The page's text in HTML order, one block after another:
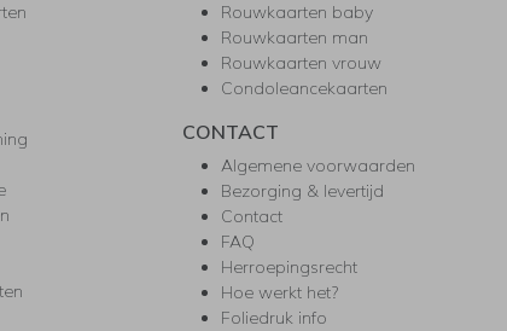
Rouwkaarten baby
Rouwkaarten man
Rouwkaarten vrouw
Condoleancekaarten
CONTACT
Algemene voorwaarden
Bezorging & levertijd
Contact
FAQ
Herroepingsrecht
Hoe werkt het?
Foliedruk info